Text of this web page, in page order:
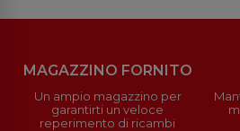
MAGAZZINO FORNITO
Un ampio magazzino per
garantirti un veloce
reperimento di ricambi